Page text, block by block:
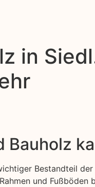
in
Bauholz
Bestandteil
und Fußböden